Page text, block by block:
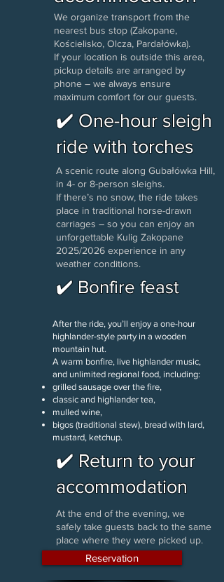
We organize transport from the
nearest bus stop (Zakopane,
Kościelisko, Olcza, Pardałówka).
If your location is outside this area,
pickup details are arranged by
phone – we always ensure
maximum comfort for our guests.
✔️ One-hour sleigh
ride with torches
A scenic route along Gubałówka Hill,
in 4- or 8-person sleighs.
If there’s no snow, the ride takes
place in traditional horse-drawn
carriages – so you can enjoy an
unforgettable Kulig Zakopane
2025/2026 experience in any
weather conditions.
✔️ Bonfire feast
After the ride, you’ll enjoy a one-hour
highlander-style party in a wooden
mountain hut.
A warm bonfire, live highlander music,
and unlimited regional food, including:
grilled sausage over the fire,
classic and highlander tea,
mulled wine,
bigos (traditional stew), bread with lard,
mustard, ketchup.
✔️ Return to your
accommodation
At the end of the evening, we
safely take guests back to the same
place where they were picked up.
Reservation